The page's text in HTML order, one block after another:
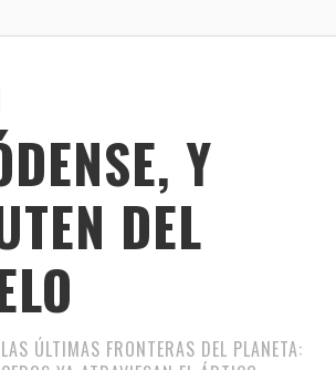
Y
DEL
ÚLTIMAS FRONTERAS DEL PLANETA: